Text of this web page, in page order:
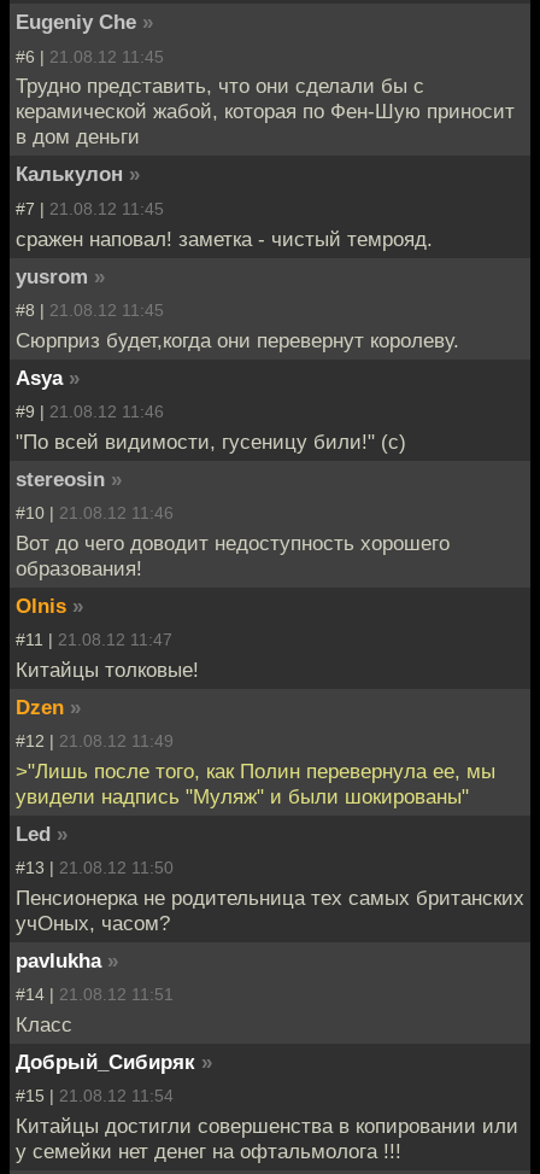
Eugeniy Che »
#6 | 21.08.12 11:45
Трудно представить, что они сделали бы с
керамической жабой, которая по Фен-Шую приносит
в дом деньги
Калькулон »
#7 | 21.08.12 11:45
сражен наповал! заметка - чистый темрояд.
yusrom »
#8 | 21.08.12 11:45
Сюрприз будет,когда они перевернут королеву.
Asya »
#9 | 21.08.12 11:46
"По всей видимости, гусеницу били!" (с)
stereosin »
#10 | 21.08.12 11:46
Вот до чего доводит недоступность хорошего
образования!
Olnis »
#11 | 21.08.12 11:47
Китайцы толковые!
Dzen »
#12 | 21.08.12 11:49
>"Лишь после того, как Полин перевернула ее, мы
увидели надпись "Муляж" и были шокированы"
Led »
#13 | 21.08.12 11:50
Пенсионерка не родительница тех самых британских
учОных, часом?
pavlukha »
#14 | 21.08.12 11:51
Класс
Добрый_Сибиряк »
#15 | 21.08.12 11:54
Китайцы достигли совершенства в копировании или
у семейки нет денег на офтальмолога !!!